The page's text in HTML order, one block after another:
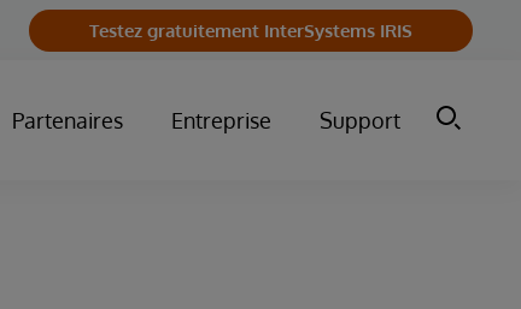
Testez gratuitement InterSystems IRIS
Partenaires Entreprise Support